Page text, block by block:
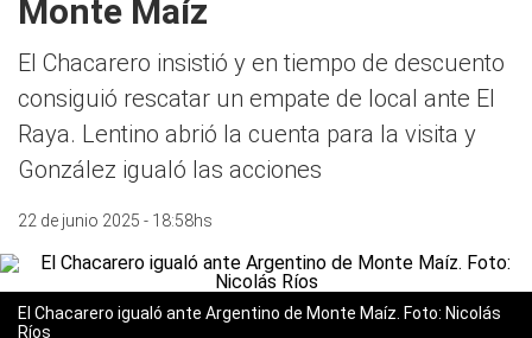
Monte Maíz
El Chacarero insistió y en tiempo de descuento
consiguió rescatar un empate de local ante El
Raya. Lentino abrió la cuenta para la visita y
González igualó las acciones
22 de junio 2025 - 18:58hs
El Chacarero igualó ante Argentino de Monte Maíz. Foto: Nicolás
Ríos